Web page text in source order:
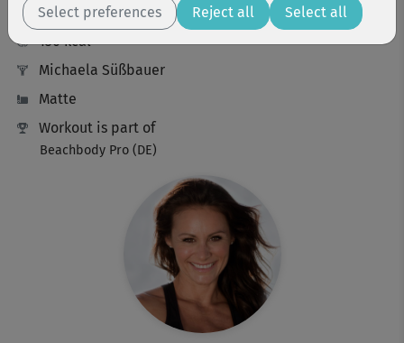
39 Min
130 kcal
Michaela Süßbauer
Matte
Workout is part of
Beachbody Pro (DE)
Select preferences Reject all Select all